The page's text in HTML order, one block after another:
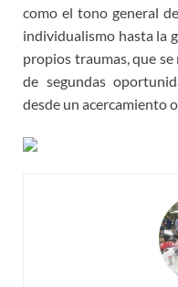
como el tono general
individualismo hasta la
propios traumas, que
de segundas
desde un acercamiento